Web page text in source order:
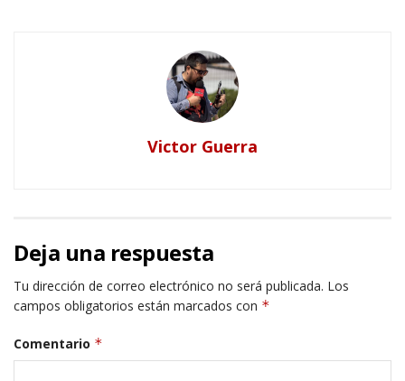
Victor Guerra
Deja una respuesta
Tu dirección de correo electrónico no será publicada. Los
campos obligatorios están marcados con *
Comentario *